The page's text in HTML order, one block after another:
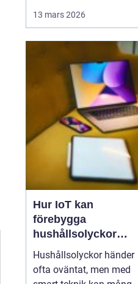
ner och mobilen tar över
vår vardag behövs
flexibla lösningar som
kombinerar klassisk
telefoni med modern...
13 mars 2026
Hur IoT kan
förebygga
hushållsolyckor
innan de inträffar
Hushållsolyckor händer
ofta oväntat, men med